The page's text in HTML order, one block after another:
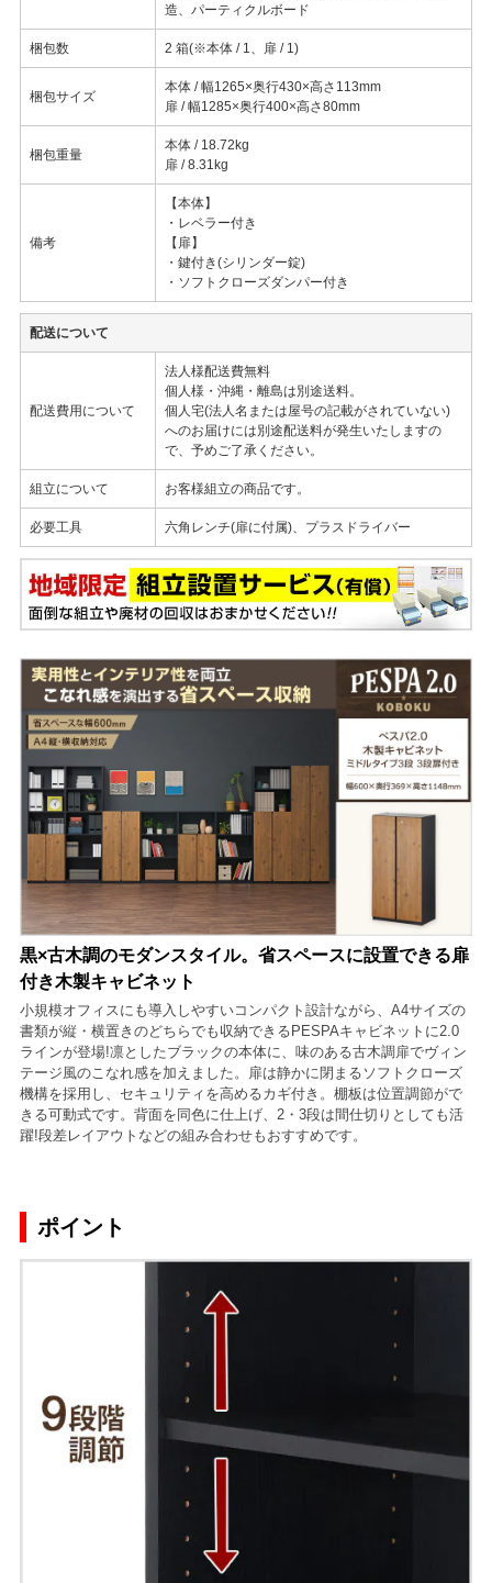
造、パーティクルボード
梱包数 2 箱(※本体 / 1、扉 / 1)
梱包サイズ
本体 / 幅1265×奥行430×高さ113mm
扉 / 幅1285×奥行400×高さ80mm
梱包重量
本体 / 18.72kg
扉 / 8.31kg
備考
【本体】
・レベラー付き
【扉】
・鍵付き(シリンダー錠)
・ソフトクローズダンパー付き
配送について
配送費用について
法人様配送費無料
個人様・沖縄・離島は別途送料。
個人宅(法人名または屋号の記載がされていない)
へのお届けには別途配送料が発生いたしますの
で、予めご了承ください。
組立について お客様組立の商品です。
必要工具 六角レンチ(扉に付属)、プラスドライバー
黒×古木調のモダンスタイル。省スペースに設置できる扉
付き木製キャビネット
小規模オフィスにも導入しやすいコンパクト設計ながら、A4サイズの
書類が縦・横置きのどちらでも収納できるPESPAキャビネットに2.0
ラインが登場!凛としたブラックの本体に、味のある古木調扉でヴィン
テージ風のこなれ感を加えました。扉は静かに閉まるソフトクローズ
機構を採用し、セキュリティを高めるカギ付き。棚板は位置調節がで
きる可動式です。背面を同色に仕上げ、2・3段は間仕切りとしても活
躍!段差レイアウトなどの組み合わせもおすすめです。
ポイント